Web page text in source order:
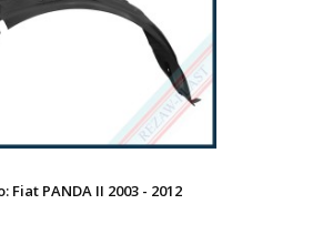
PANDA II 2003 - 2012